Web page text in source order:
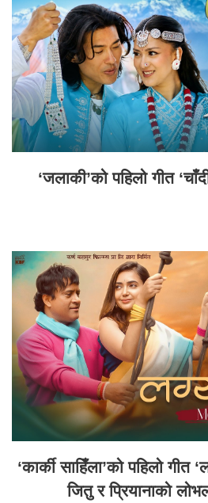
‘जलाकी’को पहिलो गीत
‘कार्की साहिँला’को पहिलो गीत
जितु र प्रियानाको